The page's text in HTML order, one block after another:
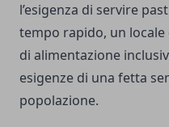
l’esigenza di servire
tempo rapido, un
di alimentazione
esigenze di una fetta
popolazione.